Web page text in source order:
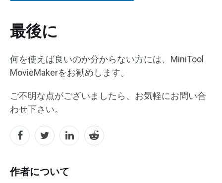
最後に
何を使えば良いのか分からない方には、MiniTool
MovieMakerをお勧めします。
ご不明な点がございましたら、お気軽にお問い合
わせ下さい。
作者について